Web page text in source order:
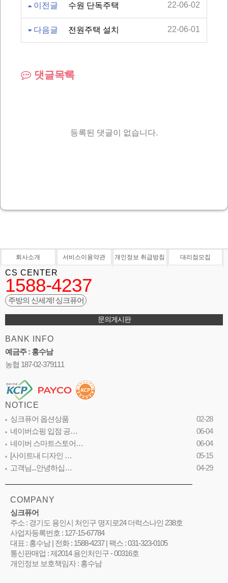
이전글 수원 단독주택 22-06-02
다음글 전원주택 설치 22-06-01
댓글목록
등록된 댓글이 없습니다.
회사소개 서비스이용약관 개인정보 취급방침 대리점모집
CS CENTER
1588-4237
주방의 신세계! 싱크퓨어
문의게시판
BANK INFO
예금주 : 홍수남
농협 187-02-379111
NOTICE
싱크퓨어 옵션상품
02-28
네이버쇼핑 입점 공…
06-04
네이버 스마트스토어…
06-04
[사이트내 디자인 …
05-15
고객님...안녕하십…
04-29
COMPANY
싱크퓨어
주소 : 경기도 용인시 처인구 명지로24 더럭스나인 238호
사업자등록번호 : 127-15-67784
대표 : 홍수남 | 전화 : 1588-4237 | 팩스 : 031-323-0105
통신판매업 : 제2014 용인처인구 - 00316호
개인정보 보호책임자 : 홍수남